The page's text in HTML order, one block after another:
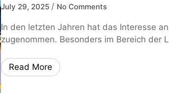
July 29, 2025 / No Comments
In den letzten Jahren hat das Interesse
zugenommen. Besonders im Bereich der
Read More